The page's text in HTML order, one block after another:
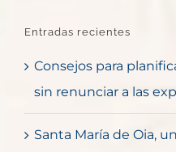
Entradas recientes
Consejos para
sin renunciar a las
Santa María de Oia,